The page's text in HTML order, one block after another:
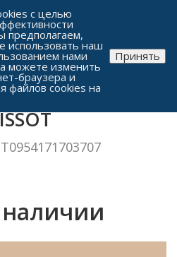
г. Челябинска
часы
с целью
предполагаем,
использовать наш
нами
можете изменить
браузера и
файлов cookies на
Принять